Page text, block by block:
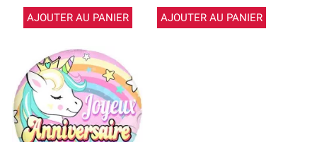
AJOUTER AU PANIER AJOUTER AU PANIER